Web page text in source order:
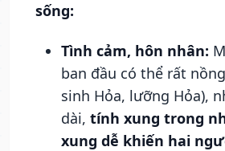
sống:
Tình cảm, hôn nhân:
ban đầu có thể rất
sinh Hỏa, lưỡng Hỏa),
dài, tính xung trong
xung dễ khiến hai